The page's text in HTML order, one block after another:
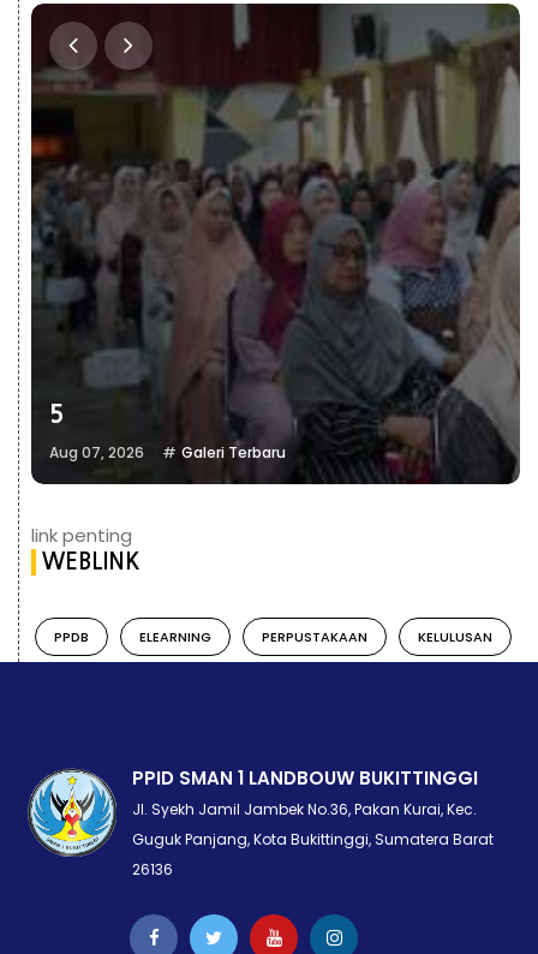
5
Aug 07, 2026 Galeri Terbaru
link penting
WEBLINK
PPDB ELEARNING PERPUSTAKAAN KELULUSAN
PPID SMAN 1 LANDBOUW BUKITTINGGI
Jl. Syekh Jamil Jambek No.36, Pakan Kurai, Kec.
Guguk Panjang, Kota Bukittinggi, Sumatera Barat
26136